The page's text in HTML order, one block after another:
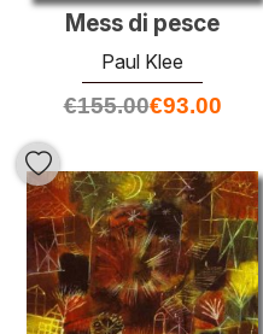
Mess di pesce
Paul Klee
€155.00€93.00